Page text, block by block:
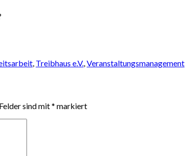
, Treibhaus e.V.,Veranstaltungsmanagement
sind mit* markiert